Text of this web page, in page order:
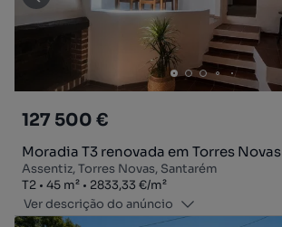
127 500 €
Moradia T3 renovada em Torres Novas
Assentiz, Torres Novas, Santarém
Tipologia
T2
Zona45 m²
Preço por metro quadrado
2833,33 €/m²
Ver descrição do anúncio